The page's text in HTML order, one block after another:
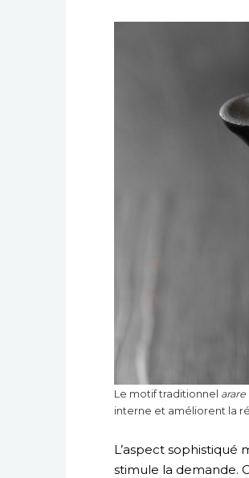
Le motif traditionnel arare
interne et améliorent la
L’aspect sophistiqué
stimule la demande.